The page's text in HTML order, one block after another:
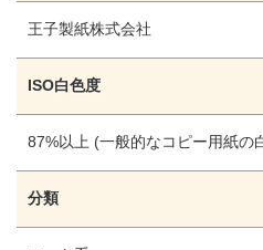
王子製紙株式会社
ISO白色度
87%以上 (一般的なコピー用紙の
分類